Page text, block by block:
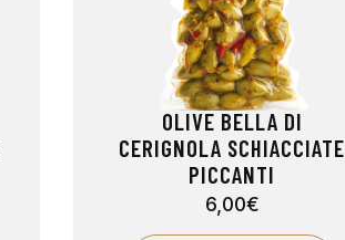
OLIVE BELLA DI
CERIGNOLA SCHIACCIATE
PICCANTI
6,00€